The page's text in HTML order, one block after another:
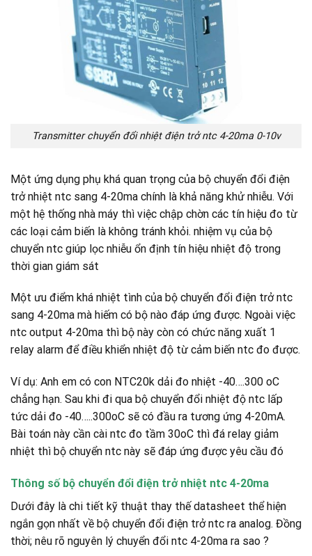
Transmitter chuyển đổi nhiệt điện trở ntc 4-20ma 0-10v
Một ứng dụng phụ khá quan trọng của bộ chuyển đổi điện
trở nhiệt ntc sang 4-20ma chính là khả năng khử nhiễu. Với
một hệ thống nhà máy thì việc chập chờn các tín hiệu đo từ
các loại cảm biến là không tránh khỏi. nhiệm vụ của bộ
chuyển ntc giúp lọc nhiễu ổn định tín hiệu nhiệt độ trong
thời gian giám sát
Một ưu điểm khá nhiệt tình của bộ chuyển đổi điện trở ntc
sang 4-20ma mà hiếm có bộ nào đáp ứng được. Ngoài việc
ntc output 4-20ma thì bộ này còn có chức năng xuất 1
relay alarm để điều khiển nhiệt độ từ cảm biến ntc đo được.
Ví dụ: Anh em có con NTC20k dải đo nhiệt -40….300 oC
chẳng hạn. Sau khi đi qua bộ chuyển đổi nhiệt độ ntc lấp
tức dải đo -40…..300oC sẽ có đầu ra tương ứng 4-20mA.
Bài toán này cần cài ntc đo tầm 30oC thì đá relay giảm
nhiệt thì bộ chuyển ntc này sẽ đáp ứng được yêu cầu đó
Thông số bộ chuyển đổi điện trở nhiệt ntc 4-20ma
Dưới đây là chi tiết kỹ thuật thay thế datasheet thể hiện
ngắn gọn nhất về bộ chuyển đổi điện trở ntc ra analog. Đồng
thời; nêu rõ nguyên lý chuyển đổi ntc 4-20ma ra sao ?